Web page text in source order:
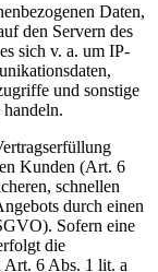
Daten,
den Servern des
sich v. a. um IP-
und sonstige
Kunden (Art. 6
schnellen
durch einen
Sofern eine
die
Art. 6 Abs. 1 lit. a